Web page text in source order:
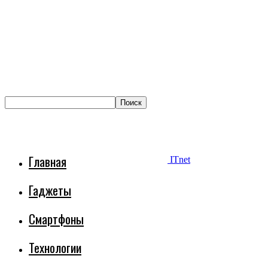
ITnet
Главная
Гаджеты
Смартфоны
Технологии